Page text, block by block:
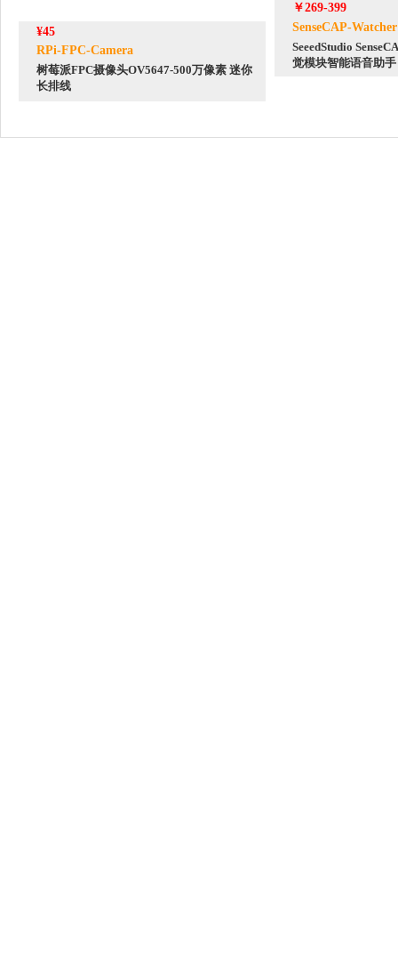
¥45
RPi-FPC-Camera
树莓派FPC摄像头OV5647-500万像素 迷你
长排线
￥269-399
SenseCAP-Watcher
SeeedStudio
觉模块智能语音助手